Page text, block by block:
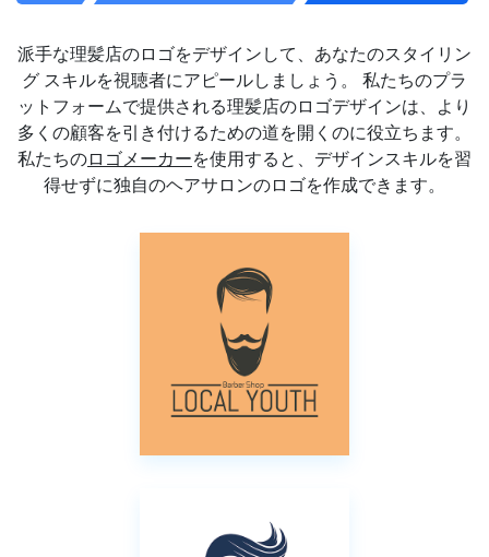
派手な理髪店のロゴをデザインして、あなたのスタイリン
グ スキルを視聴者にアピールしましょう。 私たちのプラ
ットフォームで提供される理髪店のロゴデザインは、より
多くの顧客を引き付けるための道を開くのに役立ちます。
私たちのロゴメーカーを使用すると、デザインスキルを習
得せずに独自のヘアサロンのロゴを作成できます。